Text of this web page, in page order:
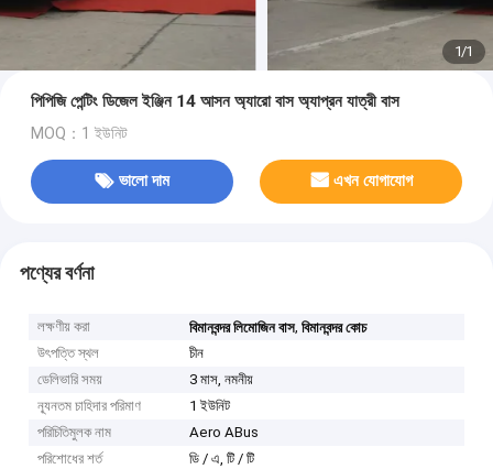
1/1
পিপিজি পেন্টিং ডিজেল ইঞ্জিন 14 আসন অ্যারো বাস অ্যাপ্রন যাত্রী বাস
MOQ：1 ইউনিট
ভালো দাম এখন যোগাযোগ
পণ্যের বর্ণনা
লক্ষণীয় করা বিমানবন্দর লিমোজিন বাস,বিমানবন্দর কোচ
উৎপত্তি স্থল
চীন
ডেলিভারি সময়
3 মাস, নমনীয়
ন্যূনতম চাহিদার পরিমাণ
1 ইউনিট
পরিচিতিমুলক নাম
Aero ABus
পরিশোধের শর্ত
ডি / এ, টি / টি